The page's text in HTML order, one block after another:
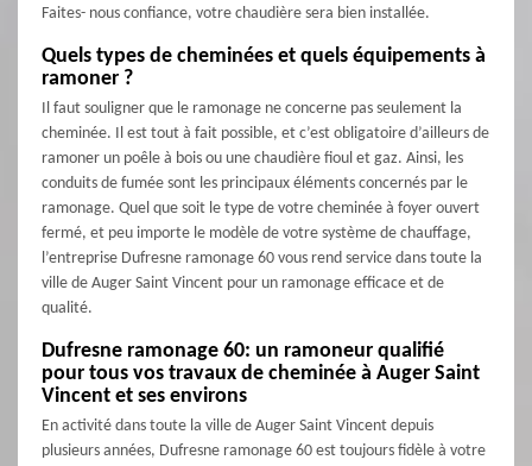
Faites- nous confiance, votre chaudière sera bien installée.
Quels types de cheminées et quels équipements à
ramoner ?
Il faut souligner que le ramonage ne concerne pas seulement la
cheminée. Il est tout à fait possible, et c’est obligatoire d’ailleurs de
ramoner un poêle à bois ou une chaudière fioul et gaz. Ainsi, les
conduits de fumée sont les principaux éléments concernés par le
ramonage. Quel que soit le type de votre cheminée à foyer ouvert
fermé, et peu importe le modèle de votre système de chauffage,
l’entreprise Dufresne ramonage 60 vous rend service dans toute la
ville de Auger Saint Vincent pour un ramonage efficace et de
qualité.
Dufresne ramonage 60: un ramoneur qualifié
pour tous vos travaux de cheminée à Auger Saint
Vincent et ses environs
En activité dans toute la ville de Auger Saint Vincent depuis
plusieurs années, Dufresne ramonage 60 est toujours fidèle à votre